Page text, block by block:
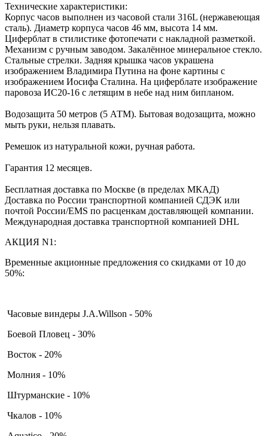
Технические характеристики:
Корпус часов выполнен из часовой стали 316L (нержавеющая
сталь). Диаметр корпуса часов 46 мм, высота 14 мм.
Циферблат в стилистике фотопечати с накладной разметкой.
Механизм с ручным заводом. Закалённое минеральное стекло.
Стальные стрелки. Задняя крышка часов украшена
изображением Владимира Путина на фоне картины с
изображением Иосифа Сталина. На циферблате изображение
паровоза ИС20-16 с летящим в небе над ним бипланом.
Водозащита 50 метров (5 АТМ). Бытовая водозащита, можно
мыть руки, нельзя плавать.
Ремешок из натуральной кожи, ручная работа.
Гарантия 12 месяцев.
Бесплатная доставка по Москве (в пределах МКАД)
Доставка по России транспортной компанией СДЭК или
почтой России/EMS по расценкам доставляющей компании.
Международная доставка транспортной компанией DHL
АКЦИЯ N1:
Временные акционные предложения со скидками от 10 до
50%:
Часовые виндеры J.A.Willson - 50%
Боевой Пловец - 30%
Восток - 20%
Молния - 10%
Штурманские - 10%
Чкалов - 10%